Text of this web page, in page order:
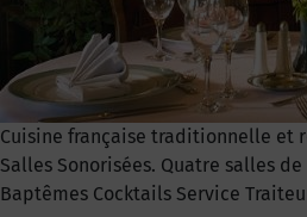
Cuisine française traditionnelle et
Salles Sonorisées. Quatre salles
Baptêmes Cocktails Service